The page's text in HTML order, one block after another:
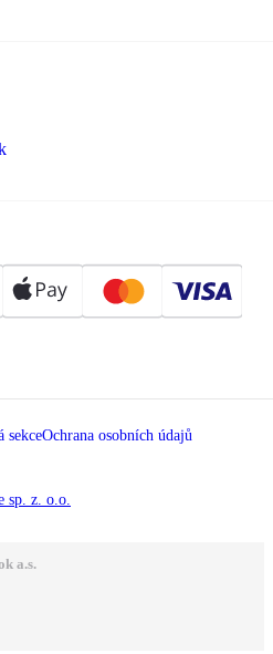
sekceOchrana osobních údajů
sp. z. o.o.
a.s.